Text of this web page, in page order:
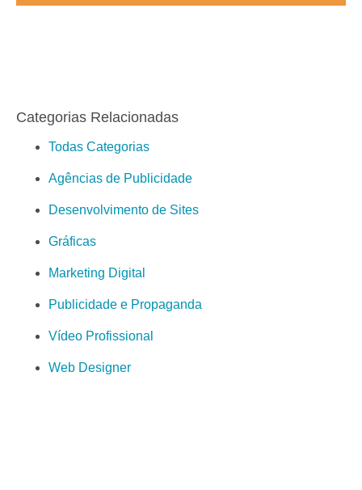
Categorias Relacionadas
Todas Categorias
Agências de Publicidade
Desenvolvimento de Sites
Gráficas
Marketing Digital
Publicidade e Propaganda
Vídeo Profissional
Web Designer